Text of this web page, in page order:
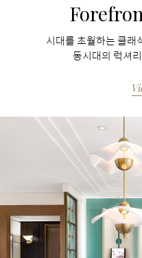
시대를 초월하는 클래
동시대의 럭셔